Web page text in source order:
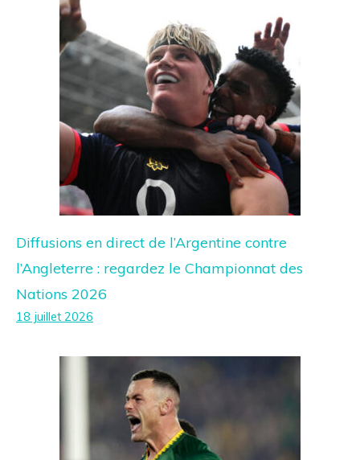
Diffusions en direct de l’Argentine contre
l’Angleterre : regardez le Championnat des
Nations 2026
18 juillet 2026